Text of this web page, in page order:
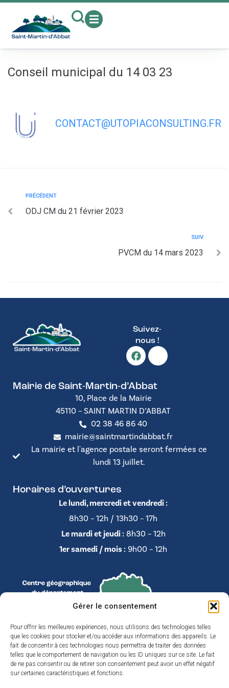
Gérer le consentement
Pour offrir les meilleures expériences, nous utilisons des technologies telles
que les cookies pour stocker et/ou accéder aux informations des appareils. Le
fait de consentir à ces technologies nous permettra de traiter des données
telles que le comportement de navigation ou les ID uniques sur ce site. Le fait
de ne pas consentir ou de retirer son consentement peut avoir un effet négatif
sur certaines caractéristiques et fonctions.
Conseil municipal du 14 03 23
CONTACT@UTOPIACONSULTING.FR
PRÉCÉDENT
ODJ CM du 21 février 2023
SUIV
PVCM du 14 mars 2023
Suivez-
nous !
Mairie de Saint-Martin-d’Abbat
10, Place de la Mairie
45110 – SAINT MARTIN D’ABBAT
02 38 46 86 40
mairie@saintmartindabbat.fr
La mairie et l'agence postale seront fermées ce
lundi 13 juillet.
Horaires d’ouvertures
Le lundi, mercredi et vendredi :
8h30 – 12h / 13h30 – 17h
Le mardi et jeudi :8h30 – 12h
1er samedi / mois : 9h00 – 12h